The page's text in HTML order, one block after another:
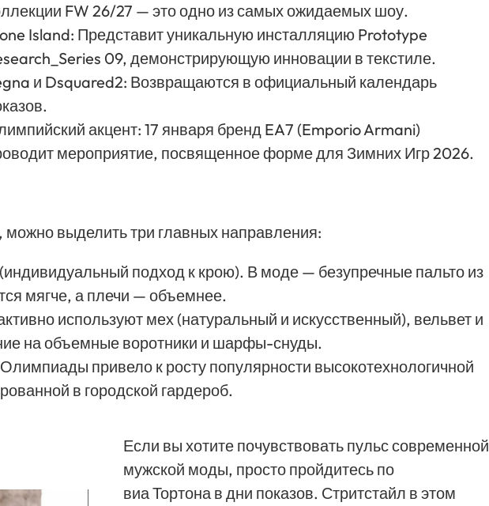
FW 26/27 — это одно из самых ожидаемых шоу.
Island: Представит уникальную инсталляцию Prototype
09, демонстрирующую инновации в текстиле.
и Dsquared2: Возвращаются в официальный календарь
акцент: 17 января бренд EA7 (Emporio Armani)
мероприятие, посвященное форме для Зимних Игр 2026.
выделить три главных направления:
подход к крою). В моде — безупречные пальто из
мягче, а плечи — объемнее.
используют мех (натуральный и искусственный), вельвет и
на объемные воротники и шарфы-снуды.
привело к росту популярности высокотехнологичной
в городской гардероб.
Если вы хотите почувствовать пульс современной
мужской моды, просто пройдитесь по
виа Тортона в дни показов. Стритстайл в этом